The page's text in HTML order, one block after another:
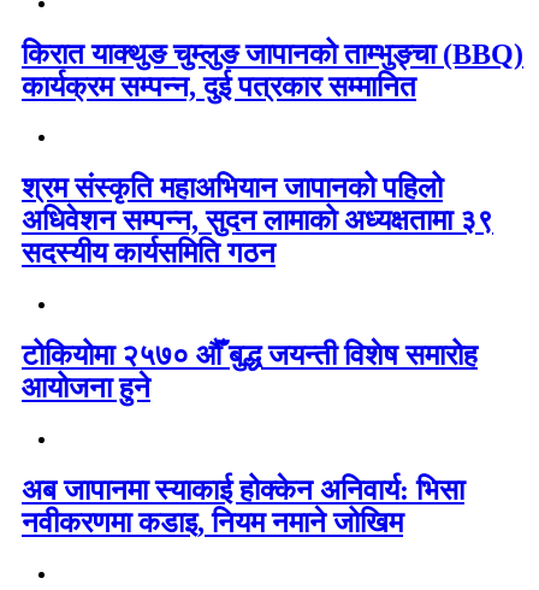
किरात याक्थुङ चुम्लुङ जापानको ताम्भुङ्चा (BBQ)
कार्यक्रम सम्पन्न, दुई पत्रकार सम्मानित
श्रम संस्कृति महाअभियान जापानको पहिलो
अधिवेशन सम्पन्न, सुदन लामाको अध्यक्षतामा ३९
सदस्यीय कार्यसमिति गठन
टोकियोमा २५७० औँ बुद्ध जयन्ती विशेष समारोह
आयोजना हुने
अब जापानमा स्याकाई होक्केन अनिवार्य: भिसा
नवीकरणमा कडाइ, नियम नमाने जोखिम